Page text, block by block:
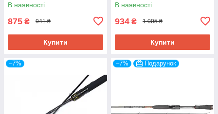
В наявності
875 ₴ 941 ₴
Купити
В наявності
934 ₴ 1 005 ₴
Купити
–7% –7% Подарунок